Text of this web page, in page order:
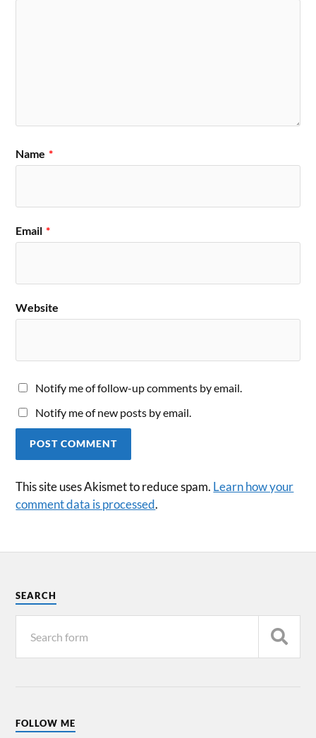
Name *
Email *
Website
Notify me of follow-up comments by email.
Notify me of new posts by email.
This site uses Akismet to reduce spam. Learn how your
comment data is processed.
SEARCH
FOLLOW ME